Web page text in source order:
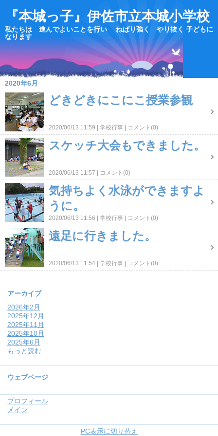
『本城っ子』伊佐市立本城小学校
私たちは 進んでよいことを行い ねばり強く やり抜く 子どもに
なります
2020年6月
どきどきにこにこ授業参観
2020/06/13 11:59 学校行事 コメント(0)
スケッチ大会もできました。
2020/06/13 11:57 コメント(0)
気持ちよく水泳ができますよ
うに。
2020/06/13 11:56 学校行事 コメント(0)
遠足に行きました。
2020/06/13 11:54 学校行事 コメント(0)
アーカイブ
2026年2月
2025年12月
2025年11月
2025年10月
2025年6月
もっと読む
ウェブページ
プロフィール
メイン
PC表示に切り替え